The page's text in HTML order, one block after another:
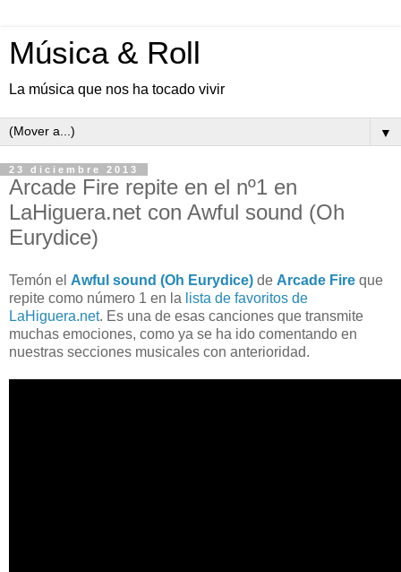
Música & Roll
La música que nos ha tocado vivir
▼
23 diciembre 2013
Arcade Fire repite en el nº1 en
LaHiguera.net con Awful sound (Oh
Eurydice)
Temón el Awful sound (Oh Eurydice) de Arcade Fire que
repite como número 1 en la lista de favoritos de
LaHiguera.net. Es una de esas canciones que transmite
muchas emociones, como ya se ha ido comentando en
nuestras secciones musicales con anterioridad.